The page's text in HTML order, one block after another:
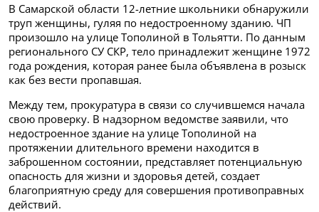
В Самарской области 12-летние школьники обнаружили
труп женщины, гуляя по недостроенному зданию. ЧП
произошло на улице Тополиной в Тольятти. По данным
регионального СУ СКР, тело принадлежит женщине 1972
года рождения, которая ранее была объявлена в розыск
как без вести пропавшая.
Между тем, прокуратура в связи со случившемся начала
свою проверку. В надзорном ведомстве заявили, что
недостроенное здание на улице Тополиной на
протяжении длительного времени находится в
заброшенном состоянии, представляет потенциальную
опасность для жизни и здоровья детей, создает
благоприятную среду для совершения противоправных
действий.